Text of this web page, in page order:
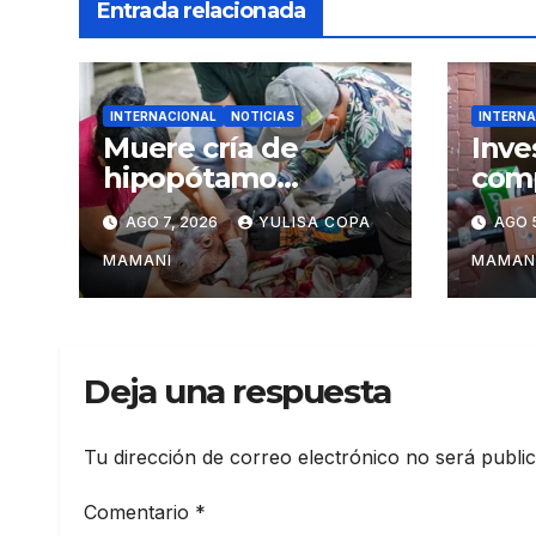
Entrada relacionada
INTERNACIONAL NOTICIAS
Muere cría de
hipopótamo
rescatada en
Colombia tras
recibir atención
veterinaria
AGO 7, 2026 YULISA COPA
MAMANI
enAGO
Deja una respuesta
Tu dirección de correo electrónico no será
Comentario *